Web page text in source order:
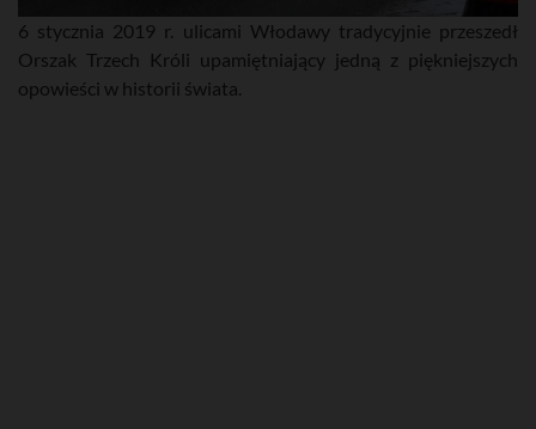
6 stycznia 2019 r. ulicami Włodawy tradycyjnie przeszedł
Orszak Trzech Króli upamiętniający jedną z piękniejszych
opowieści w historii świata.